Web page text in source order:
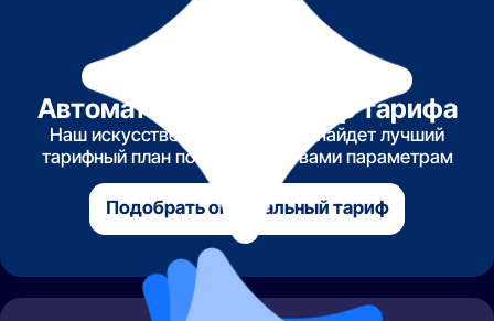
Автоматический подбор тарифа
Наш искусственный интеллект найдет лучший
тарифный план по указанным вами параметрам
Подобрать оптимальный тариф